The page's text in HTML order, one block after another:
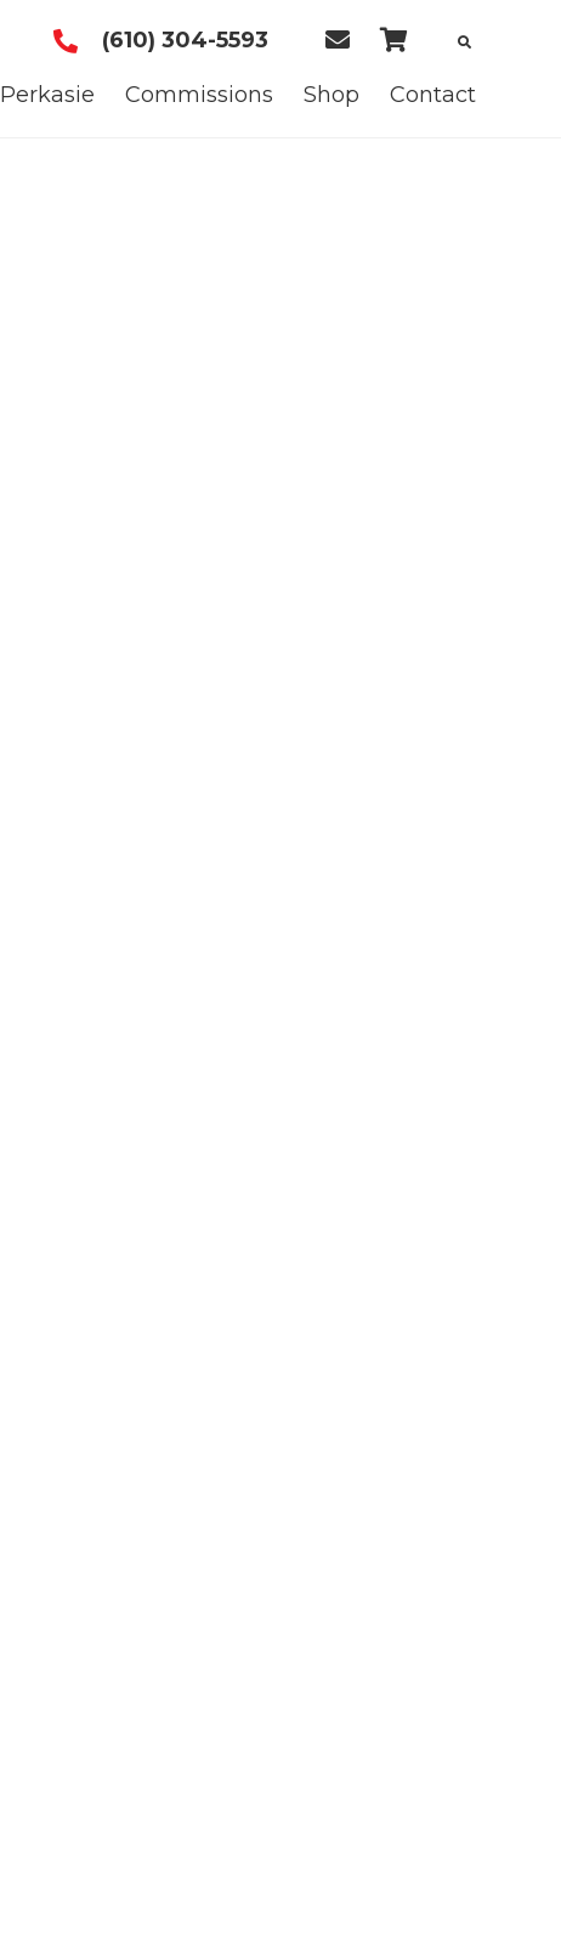
(610) 304-5593
E
C
Perkasie Commissions Shop Contact